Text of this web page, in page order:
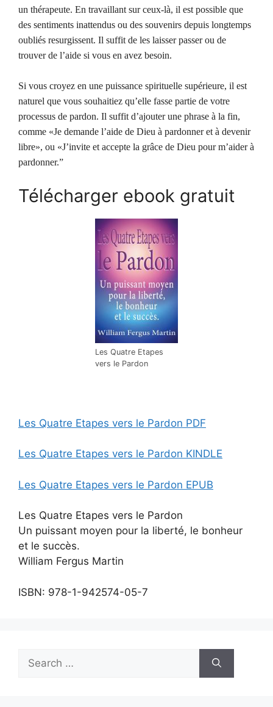
un thérapeute. En travaillant sur ceux-là, il est possible que
des sentiments inattendus ou des souvenirs depuis longtemps
oubliés resurgissent. Il suffit de les laisser passer ou de
trouver de l’aide si vous en avez besoin.
Si vous croyez en une puissance spirituelle supérieure, il est
naturel que vous souhaitiez qu’elle fasse partie de votre
processus de pardon. Il suffit d’ajouter une phrase à la fin,
comme «Je demande l’aide de Dieu à pardonner et à devenir
libre», ou «J’invite et accepte la grâce de Dieu pour m’aider à
pardonner.”
Télécharger ebook gratuit
Les Quatre Etapes
vers le Pardon
Les Quatre Etapes vers le Pardon PDF
Les Quatre Etapes vers le Pardon KINDLE
Les Quatre Etapes vers le Pardon EPUB
Les Quatre Etapes vers le Pardon
Un puissant moyen pour la liberté, le bonheur
et le succès.
William Fergus Martin
ISBN: 978-1-942574-05-7
for: